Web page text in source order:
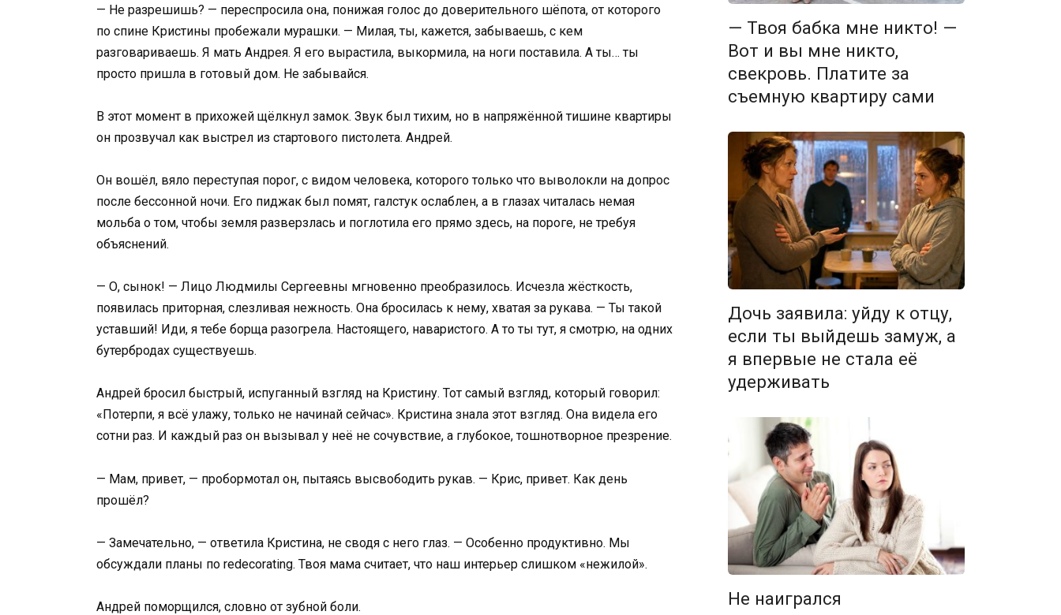
— Не разрешишь? — переспросила она, понижая голос до доверительного шёпота, от которого
по спине Кристины пробежали мурашки. — Милая, ты, кажется, забываешь, с кем
разговариваешь. Я мать Андрея. Я его вырастила, выкормила, на ноги поставила. А ты… ты
просто пришла в готовый дом. Не забывайся.
В этот момент в прихожей щёлкнул замок. Звук был тихим, но в напряжённой тишине квартиры
он прозвучал как выстрел из стартового пистолета. Андрей.
Он вошёл, вяло переступая порог, с видом человека, которого только что выволокли на допрос
после бессонной ночи. Его пиджак был помят, галстук ослаблен, а в глазах читалась немая
мольба о том, чтобы земля разверзлась и поглотила его прямо здесь, на пороге, не требуя
объяснений.
— О, сынок! — Лицо Людмилы Сергеевны мгновенно преобразилось. Исчезла жёсткость,
появилась приторная, слезливая нежность. Она бросилась к нему, хватая за рукава. — Ты такой
уставший! Иди, я тебе борща разогрела. Настоящего, наваристого. А то ты тут, я смотрю, на одних
бутербродах существуешь.
Андрей бросил быстрый, испуганный взгляд на Кристину. Тот самый взгляд, который говорил:
«Потерпи, я всё улажу, только не начинай сейчас». Кристина знала этот взгляд. Она видела его
сотни раз. И каждый раз он вызывал у неё не сочувствие, а глубокое, тошнотворное презрение.
— Мам, привет, — пробормотал он, пытаясь высвободить рукав. — Крис, привет. Как день
прошёл?
— Замечательно, — ответила Кристина, не сводя с него глаз. — Особенно продуктивно. Мы
обсуждали планы по redecorating. Твоя мама считает, что наш интерьер слишком «нежилой».
Андрей поморщился, словно от зубной боли.
— Твоя бабка мне никто! —
Вот и вы мне никто,
свекровь. Платите за
съемную квартиру сами
Дочь заявила: уйду к отцу,
если ты выйдешь замуж, а
я впервые не стала её
удерживать
Не наигрался